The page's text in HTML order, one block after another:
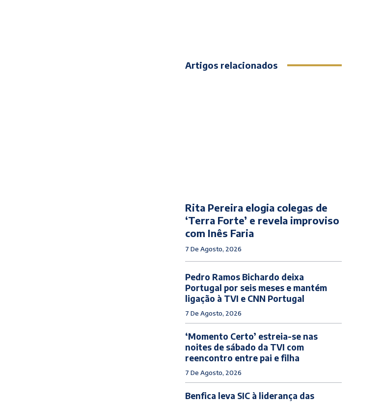
Artigos relacionados
Rita Pereira elogia colegas de
‘Terra Forte’ e revela improviso
com Inês Faria
7 De Agosto, 2026
Pedro Ramos Bichardo deixa
Portugal por seis meses e mantém
ligação à TVI e CNN Portugal
7 De Agosto, 2026
‘Momento Certo’ estreia-se nas
noites de sábado da TVI com
reencontro entre pai e filha
7 De Agosto, 2026
Benfica leva SIC à liderança das